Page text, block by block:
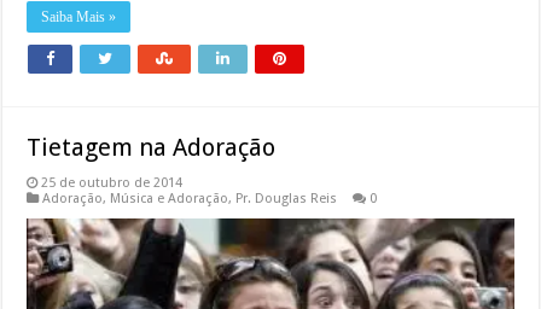
Saiba Mais »
Tietagem na Adoração
25 de outubro de 2014
Adoração, Música e Adoração, Pr. Douglas Reis 0